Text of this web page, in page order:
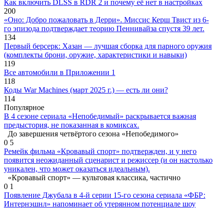
Как включить DLSS в RDR 2 и почему её нет в настройках
200
«Оно: Добро пожаловать в Дерри». Миссис Керш Твист из 6-
го эпизода подтверждает теорию Пеннивайза спустя 39 лет.
134
Первый берсерк: Хазан — лучшая сборка для парного оружия
(комплекты брони, оружие, характеристики и навыки)
119
Все автомобили в Приложении 1
118
Коды War Machines (март 2025 г.) — есть ли они?
114
Популярное
В 4 сезоне сериала «Непобедимый» раскрывается важная
предыстория, не показанная в комиксах.
До завершения четвёртого сезона «Непобедимого»
0 5
Ремейк фильма «Кровавый спорт» подтвержден, и у него
появится неожиданный сценарист и режиссер (и он настолько
уникален, что может оказаться идеальным).
«Кровавый спорт» — культовая классика, частично
0 1
Появление Джубала в 4-й серии 15-го сезона сериала «ФБР:
Интернэшнл» напоминает об утерянном потенциале шоу